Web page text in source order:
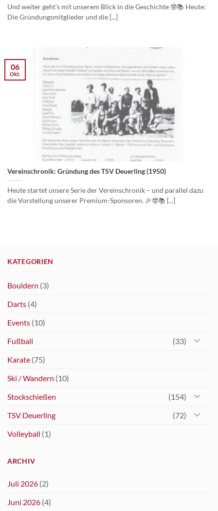
Und weiter geht’s mit unserem Blick in die Geschichte 🤓📚 Heute:
Die Gründungsmitglieder und die [...]
Vereinschronik: Gründung des TSV Deuerling (1950)
Heute startet unsere Serie der Vereinschronik – und parallel dazu
die Vorstellung unserer Premium-Sponsoren. 🎉🤓📚 [...]
06
Okt.
KATEGORIEN
Bouldern (3)
Darts (4)
Events (10)
Fußball
(33)
Karate (75)
Ski / Wandern (10)
Stockschießen
(154)
TSV Deuerling
(72)
Volleyball (1)
ARCHIV
Juli 2026 (2)
Juni 2026 (4)